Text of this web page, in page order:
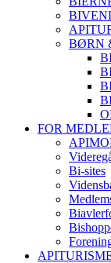
BØRN
FOR
Bi-sites